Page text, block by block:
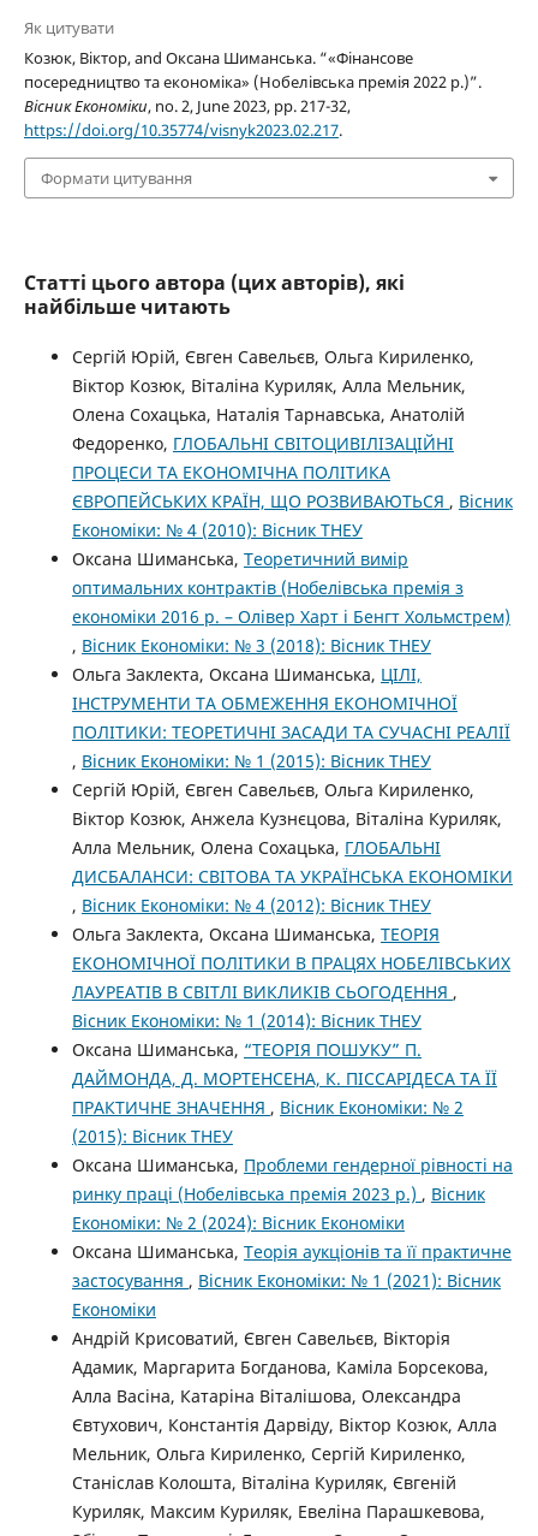
Як цитувати
Козюк, Віктор, and Оксана Шиманська. “«Фінансове
посередництво та економіка» (Нобелівська премія 2022 р.)”.
Вісник Економіки, no. 2, June 2023, pp. 217-32,
https://doi.org/10.35774/visnyk2023.02.217.
Формати цитування
Статті цього автора (цих авторів), які
найбільше читають
Сергій Юрій, Євген Савельєв, Ольга Кириленко,
Віктор Козюк, Віталіна Куриляк, Алла Мельник,
Олена Сохацька, Наталія Тарнавська, Анатолій
Федоренко, ГЛОБАЛЬНІ СВІТОЦИВІЛІЗАЦІЙНІ
ПРОЦЕСИ ТА ЕКОНОМІЧНА ПОЛІТИКА
ЄВРОПЕЙСЬКИХ КРАЇН, ЩО РОЗВИВАЮТЬСЯ , Вісник
Економіки: № 4 (2010): Вісник ТНЕУ
Оксана Шиманська, Теоретичний вимір
оптимальних контрактів (Нобелівська премія з
економіки 2016 р. – Олівер Харт і Бенгт Хольмстрем)
, Вісник Економіки: № 3 (2018): Вісник ТНЕУ
Ольга Заклекта, Оксана Шиманська, ЦІЛІ,
ІНСТРУМЕНТИ ТА ОБМЕЖЕННЯ ЕКОНОМІЧНОЇ
ПОЛІТИКИ: ТЕОРЕТИЧНІ ЗАСАДИ ТА СУЧАСНІ РЕАЛІЇ
, Вісник Економіки: № 1 (2015): Вісник ТНЕУ
Сергій Юрій, Євген Савельєв, Ольга Кириленко,
Віктор Козюк, Анжела Кузнєцова, Віталіна Куриляк,
Алла Мельник, Олена Сохацька, ГЛОБАЛЬНІ
ДИСБАЛАНСИ: СВІТОВА ТА УКРАЇНСЬКА ЕКОНОМІКИ
, Вісник Економіки: № 4 (2012): Вісник ТНЕУ
Ольга Заклекта, Оксана Шиманська, ТЕОРІЯ
ЕКОНОМІЧНОЇ ПОЛІТИКИ В ПРАЦЯХ НОБЕЛІВСЬКИХ
ЛАУРЕАТІВ В СВІТЛІ ВИКЛИКІВ СЬОГОДЕННЯ ,
Вісник Економіки: № 1 (2014): Вісник ТНЕУ
Оксана Шиманська, “ТЕОРІЯ ПОШУКУ” П.
ДАЙМОНДА, Д. МОРТЕНСЕНА, К. ПІССАРІДЕСА ТА ЇЇ
ПРАКТИЧНЕ ЗНАЧЕННЯ , Вісник Економіки: № 2
(2015): Вісник ТНЕУ
Оксана Шиманська, Проблеми гендерної рівності на
ринку праці (Нобелівська премія 2023 р.) , Вісник
Економіки: № 2 (2024): Вісник Економіки
Оксана Шиманська, Теорія аукціонів та її практичне
застосування , Вісник Економіки: № 1 (2021): Вісник
Економіки
Андрій Крисоватий, Євген Савельєв, Вікторія
Адамик, Маргарита Богданова, Каміла Борсекова,
Алла Васіна, Катаріна Віталішова, Олександра
Євтухович, Константія Дарвіду, Віктор Козюк, Алла
Мельник, Ольга Кириленко, Сергій Кириленко,
Станіслав Колошта, Віталіна Куриляк, Євгеній
Куриляк, Максим Куриляк, Евеліна Парашкевова,